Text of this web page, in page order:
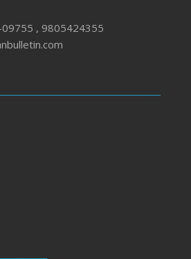
, 9805424355